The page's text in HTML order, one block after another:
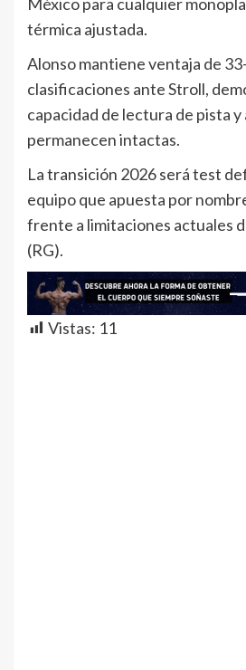
térmica ajustada.
Alonso mantiene ventaja de
clasificaciones ante Stroll,
capacidad de lectura de pista
permanecen intactas.
La transición 2026 será test
equipo que apuesta por
frente a limitaciones actuales
(RG).
Vistas: 11